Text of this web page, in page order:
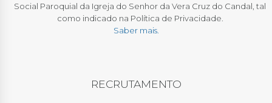
Social Paroquial da Igreja do Senhor da Vera Cruz do Candal, tal
como indicado na Política de Privacidade.
Saber mais.
RECRUTAMENTO